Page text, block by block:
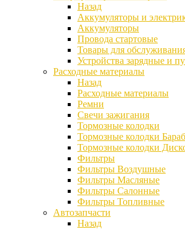
Назад
Аккумуляторы и
Аккумуляторы
Провода стартовые
Товары для
Устройства зарядные и
Расходные материалы
Назад
Расходные материалы
Ремни
Свечи зажигания
Тормозные колодки
Тормозные колодки
Тормозные колодки
Фильтры
Фильтры Воздушные
Фильтры Масляные
Фильтры Салонные
Фильтры Топливные
Автозапчасти
Назад